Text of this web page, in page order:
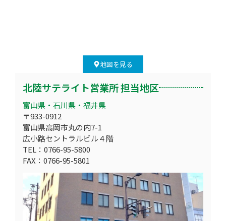
地図を見る
北陸サテライト営業所 担当地区
富山県・石川県・福井県
〒933-0912
富山県高岡市丸の内7-1
広小路セントラルビル４階
TEL：0766-95-5800
FAX：0766-95-5801